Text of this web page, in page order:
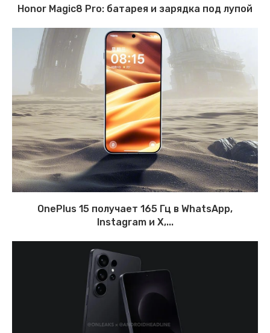
Honor Magic8 Pro: батарея и зарядка под лупой
OnePlus 15 получает 165 Гц в WhatsApp,
Instagram и X,...